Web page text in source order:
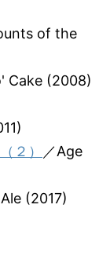
of the
Cake (2008)
２）
／Age
(2017)